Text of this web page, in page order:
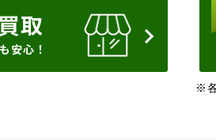
取
安心！
※